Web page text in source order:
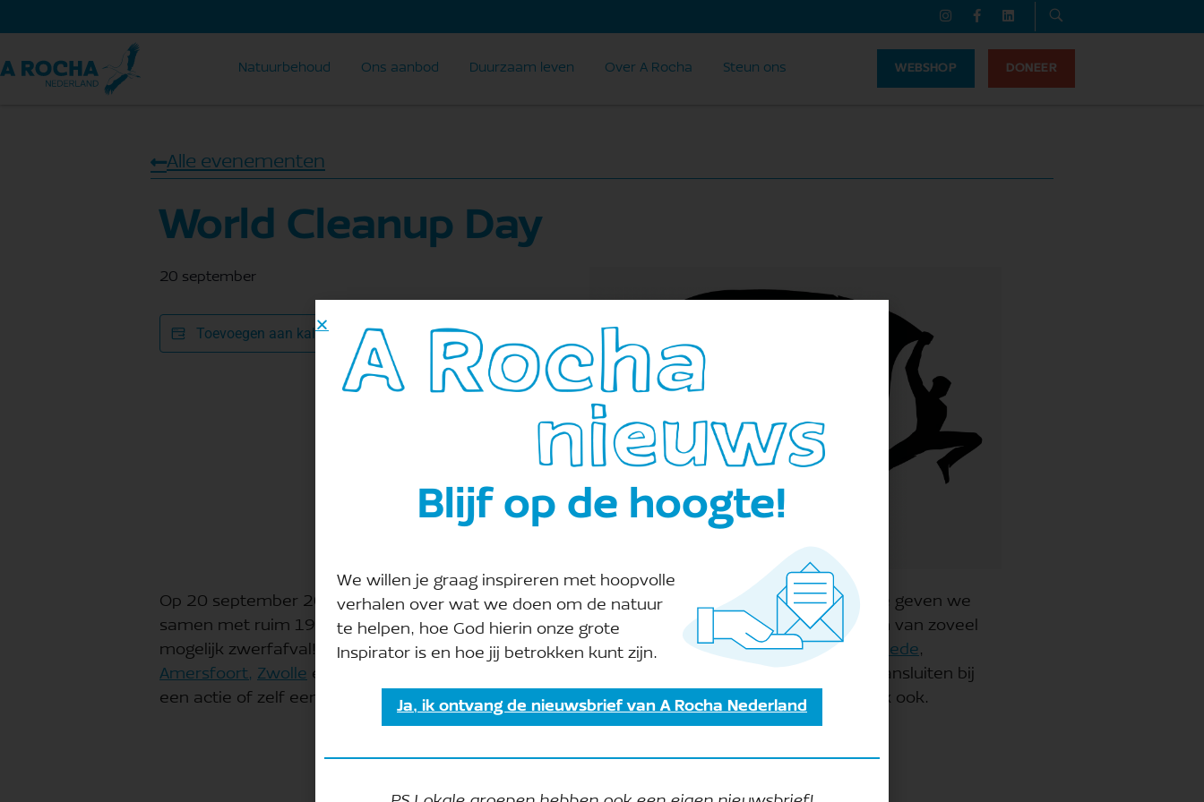
Natuurbehoud Ons aanbod Duurzaam leven Over A Rocha Steun ons WEBSHOP DONEER
Alle evenementen
World Cleanup Day
20 september
Toevoegen aan kalender
Op 20 september 2025 is het weer World Cleanup Day! Tijdens deze wereldwijde opruimactie geven we
samen met ruim 190 landen de planeet een grote schoonmaakbeurt. Het doel? Het opruimen van zoveel
mogelijk zwerfafval! Doe mee en registreer jouw opruimactie op
worldcleanupday.nl ! In Enschede,
Amersfoort, Zwolle en
gaat A Rocha aan de slag), maar je kunt overal in het land aansluiten bij
een actie of zelf een actie starten! Gewoon zelf een rondje lopen en afval rapen kan natuurlijk ook.
Blijf op de hoogte!
We willen je graag inspireren met hoopvolle
verhalen over wat we doen om de natuur
te helpen, hoe God hierin onze grote
Inspirator is en hoe jij betrokken kunt zijn.
Ja, ik ontvang de nieuwsbrief van A Rocha Nederland